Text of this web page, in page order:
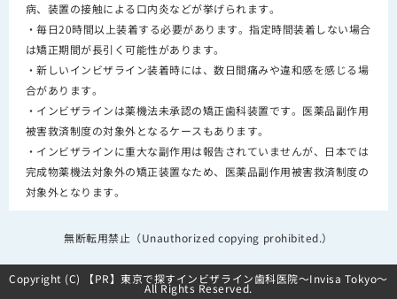
病、装置の接触による口内炎などが挙げられます。
・毎日20時間以上装着する必要があります。指定時間装着しない場合
は矯正期間が長引く可能性があります。
・新しいインビザライン装着時には、数日間痛みや違和感を感じる場
合があります。
・インビザラインは薬機法未承認の矯正歯科装置です。医薬品副作用
被害救済制度の対象外となるケースもあります。
・インビザラインに重大な副作用は報告されていませんが、日本では
完成物薬機法対象外の矯正装置なため、医薬品副作用被害救済制度の
対象外となります。
無断転用禁止（Unauthorized copying prohibited.）
Copyright (C) 東京で探すインビザライン歯科医院～Invisa Tokyo～
All Rights Reserved.